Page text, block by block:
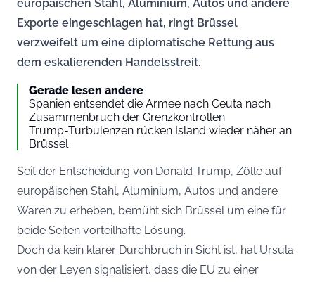
europäischen Stahl, Aluminium, Autos und andere
Exporte eingeschlagen hat, ringt Brüssel
verzweifelt um eine diplomatische Rettung aus
dem eskalierenden Handelsstreit.
Gerade lesen andere
Spanien entsendet die Armee nach Ceuta nach
Zusammenbruch der Grenzkontrollen
Trump-Turbulenzen rücken Island wieder näher an
Brüssel
Seit der Entscheidung von Donald Trump, Zölle auf
europäischen Stahl, Aluminium, Autos und andere
Waren zu erheben, bemüht sich Brüssel um eine für
beide Seiten vorteilhafte Lösung.
Doch da kein klarer Durchbruch in Sicht ist, hat Ursula
von der Leyen signalisiert, dass die EU zu einer